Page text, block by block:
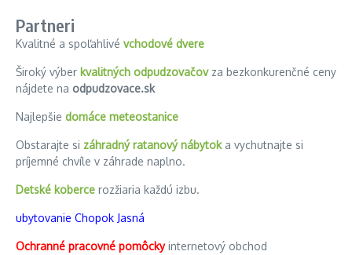
Partneri
Kvalitné a spoľahlivé vchodové dvere
Široký výber kvalitných odpudzovačovza bezkonkurenčné ceny
nájdete na odpudzovace.sk
Najlepšie domáce meteostanice
Obstarajte si záhradný ratanový nábytoka vychutnajte si
príjemné chvíle v záhrade naplno.
Detské koberce rozžiaria každú izbu.
ubytovanie Chopok Jasná
Ochranné pracovné pomôckyinternetový obchod